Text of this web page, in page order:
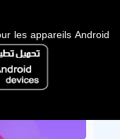
les appareils Android